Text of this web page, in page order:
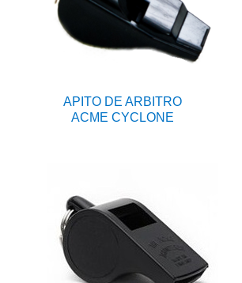
APITO DE ARBITRO
ACME CYCLONE